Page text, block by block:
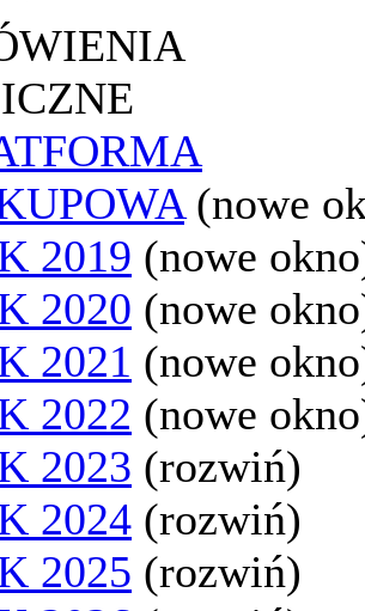
(nowe
2019 (nowe
2020 (nowe
2021 (nowe
2022 (nowe
2023 (rozwiń)
2024 (rozwiń)
2025 (rozwiń)